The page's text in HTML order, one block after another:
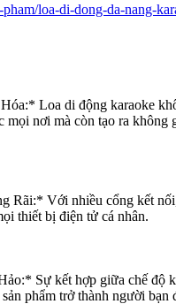
loa-di-dong-da-nang-
Loa di động karaoke
mọi nơi mà còn tạo ra không
Rãi:* Với nhiều cổng kết
thiết bị điện tử cá nhân.
Sự kết hợp giữa chế độ
phẩm trở thành người bạn